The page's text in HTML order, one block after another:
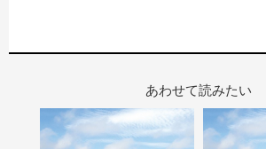
あわせて読みたい